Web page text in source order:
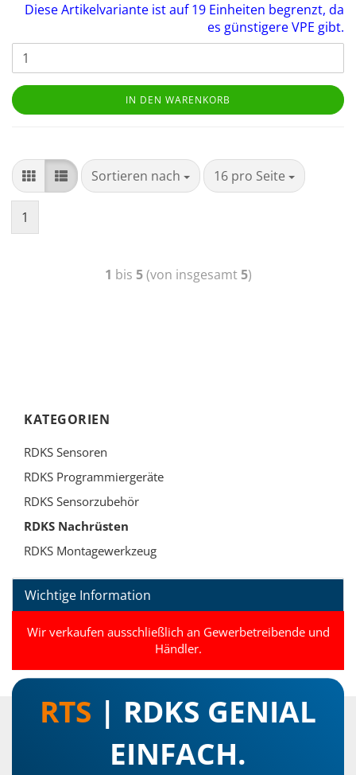
Diese Artikelvariante ist auf 19 Einheiten begrenzt, da
es günstigere VPE gibt.
IN DEN WARENKORB
Sortieren nach 16 pro Seite
1
1 bis 5(von insgesamt 5)
KATEGORIEN
RDKS Sensoren
RDKS Programmiergeräte
RDKS Sensorzubehör
RDKS Nachrüsten
RDKS Montagewerkzeug
Wichtige Information
Wir verkaufen ausschließlich an Gewerbetreibende und
Händler.
RTS | RDKS GENIAL
EINFACH.